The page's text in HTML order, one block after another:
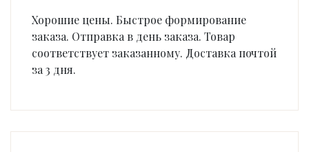
Хорошие цены. Быстрое формирование
заказа. Отправка в день заказа. Товар
соответствует заказанному. Доставка почтой
за 3 дня.